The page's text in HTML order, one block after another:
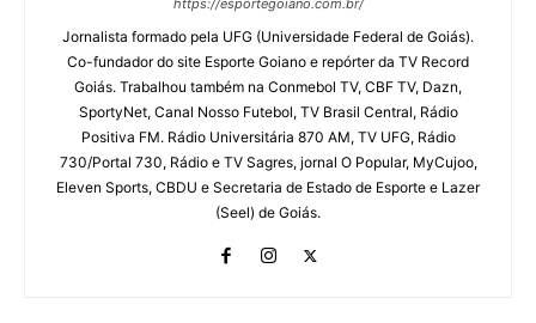
https://esportegoiano.com.br/
Jornalista formado pela UFG (Universidade Federal de Goiás).
Co-fundador do site Esporte Goiano e repórter da TV Record
Goiás. Trabalhou também na Conmebol TV, CBF TV, Dazn,
SportyNet, Canal Nosso Futebol, TV Brasil Central, Rádio
Positiva FM. Rádio Universitária 870 AM, TV UFG, Rádio
730/Portal 730, Rádio e TV Sagres, jornal O Popular, MyCujoo,
Eleven Sports, CBDU e Secretaria de Estado de Esporte e Lazer
(Seel) de Goiás.